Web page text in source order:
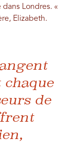
Londres. «
Elizabeth.
de